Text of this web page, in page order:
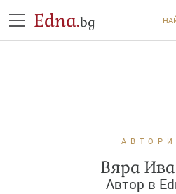
Edna.bg
Вяра
Автор в